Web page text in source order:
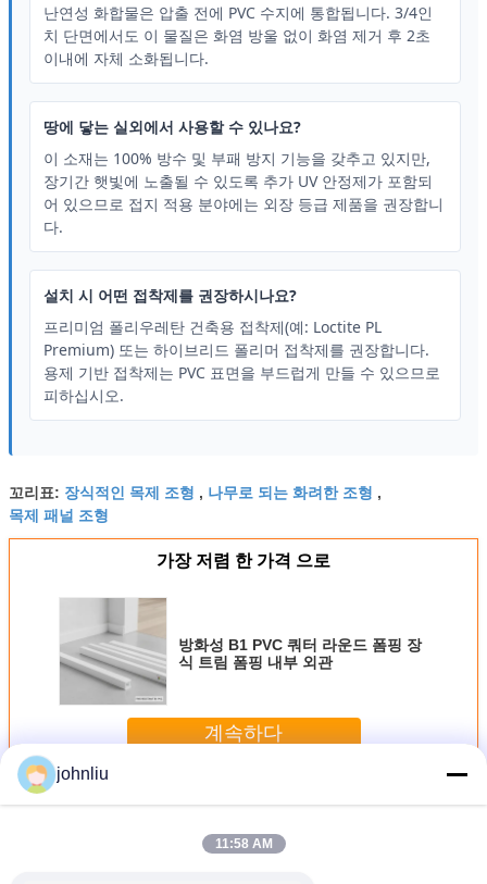
난연성 화합물은 압출 전에 PVC 수지에 통합됩니다. 3/4인
치 단면에서도 이 물질은 화염 방울 없이 화염 제거 후 2초
이내에 자체 소화됩니다.
땅에 닿는 실외에서 사용할 수 있나요?
이 소재는 100% 방수 및 부패 방지 기능을 갖추고 있지만,
장기간 햇빛에 노출될 수 있도록 추가 UV 안정제가 포함되
어 있으므로 접지 적용 분야에는 외장 등급 제품을 권장합니
다.
설치 시 어떤 접착제를 권장하시나요?
프리미엄 폴리우레탄 건축용 접착제(예: Loctite PL
Premium) 또는 하이브리드 폴리머 접착제를 권장합니다.
용제 기반 접착제는 PVC 표면을 부드럽게 만들 수 있으므로
피하십시오.
꼬리표: 장식적인 목제 조형 , 나무로 되는 화려한 조형 ,
목제 패널 조형
가장 저렴 한 가격 으로
방화성 B1 PVC 쿼터 라운드 폼핑 장
식 트림 폼핑 내부 외관
계속하다
더 많은 것
johnliu
11:58 AM